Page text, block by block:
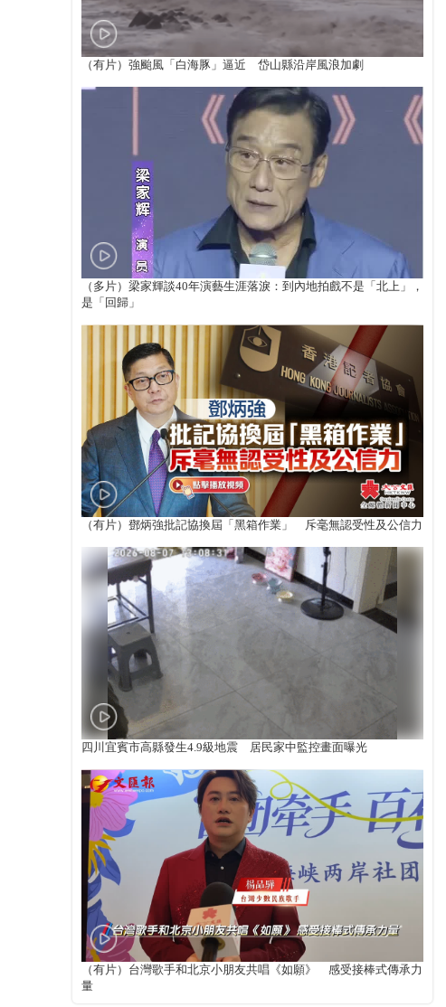
（有片）強颱風「白海豚」逼近 岱山縣沿岸風浪加劇
（多片）梁家輝談40年演藝生涯落淚：到內地拍戲不是「北上」，
是「回歸」
（有片）鄧炳強批記協換屆「黑箱作業」 斥毫無認受性及公信力
四川宜賓市高縣發生4.9級地震 居民家中監控畫面曝光
（有片）台灣歌手和北京小朋友共唱《如願》 感受接棒式傳承力
量